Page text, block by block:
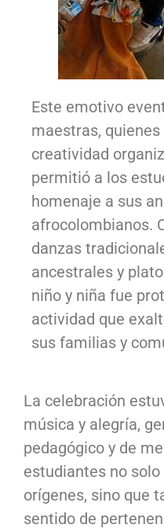
Este emotivo
maestras,
creatividad
permitió a los
homenaje a sus
afrocolombianos.
danzas
ancestrales y
niño y niña fue
actividad que
sus familias y
La celebración
música y alegría,
pedagógico y de
estudiantes no
orígenes, sino que
sentido de